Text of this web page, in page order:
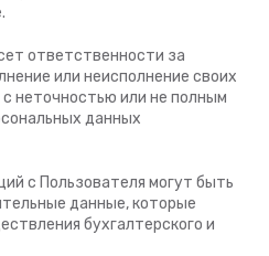
ответственности за
или неисполнение своих
неточностью или не полным
данных
с Пользователя могут быть
данные, которые
бухгалтерского и